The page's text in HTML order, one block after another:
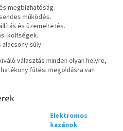
megbízhatóság.
működés.
és üzemeltetés.
költségek.
súly.
választás minden olyan helyre,
fűtési megoldásra van
Elektromos
kazánok